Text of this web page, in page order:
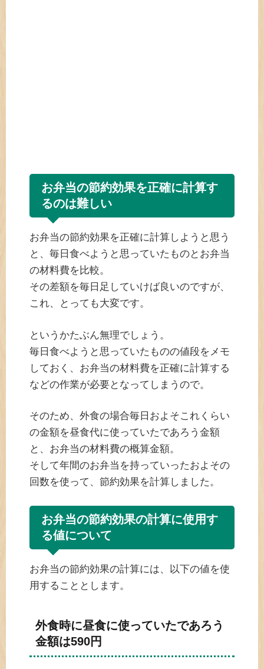
お弁当の節約効果を正確に計算す
るのは難しい
お弁当の節約効果を正確に計算しようと思う
と、毎日食べようと思っていたものとお弁当
の材料費を比較。
その差額を毎日足していけば良いのですが、
これ、とっても大変です。
というかたぶん無理でしょう。
毎日食べようと思っていたものの値段をメモ
しておく、お弁当の材料費を正確に計算する
などの作業が必要となってしまうので。
そのため、外食の場合毎日およそこれくらい
の金額を昼食代に使っていたであろう金額
と、お弁当の材料費の概算金額。
そして年間のお弁当を持っていったおよその
回数を使って、節約効果を計算しました。
お弁当の節約効果の計算に使用す
る値について
お弁当の節約効果の計算には、以下の値を使
用することとします。
外食時に昼食に使っていたであろう
金額は590円